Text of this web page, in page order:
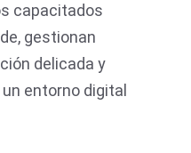
capacitados
gestionan
delicada y
entorno digital